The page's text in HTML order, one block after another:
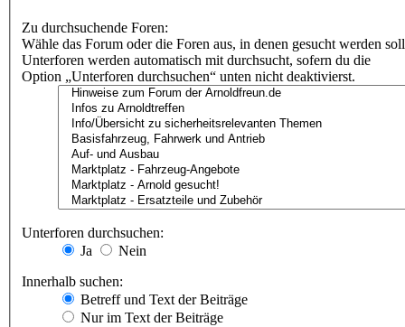
Zu durchsuchende Foren:
Wähle das Forum oder die Foren aus, in denen gesucht werden
Unterforen werden automatisch mit durchsucht, sofern du die
Option „Unterforen durchsuchen“ unten nicht deaktivierst.
Unterforen durchsuchen:
Ja
Nein
Innerhalb suchen:
Betreff und Text der Beiträge
Nur im Text der Beiträge